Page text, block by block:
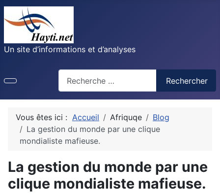
Un site d’informations et d’analyses
Rechercher
Vous êtes ici : Accueil Afriquqe
Blog
La gestion du monde par une clique
mondialiste mafieuse.
La gestion du monde par une
clique mondialiste mafieuse.